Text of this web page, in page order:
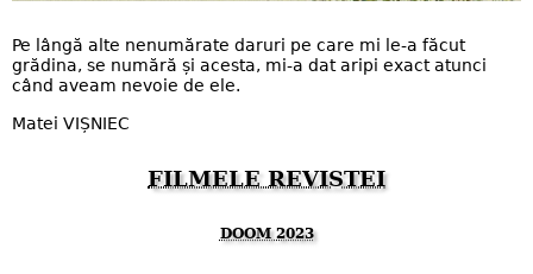
Pe lângă alte nenumărate daruri pe care mi le-a făcut
grădina, se numără și acesta, mi-a dat aripi exact atunci
când aveam nevoie de ele.
Matei VIȘNIEC
FILMELE REVISTEI
DOOM 2023